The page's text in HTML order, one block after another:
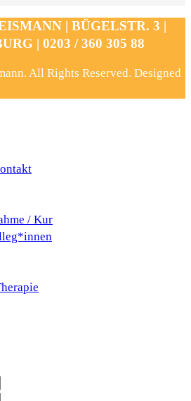
| BÜGELSTR. 3 |
| 0203 / 360 305 88
All Rights Reserved. Designed
/ Kur